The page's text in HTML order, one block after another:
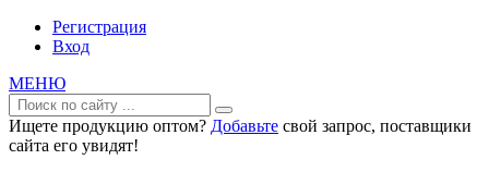
Регистрация
Вход
МЕНЮ
Ищете продукцию оптом? Добавьте свой запрос, поставщики
сайта его увидят!